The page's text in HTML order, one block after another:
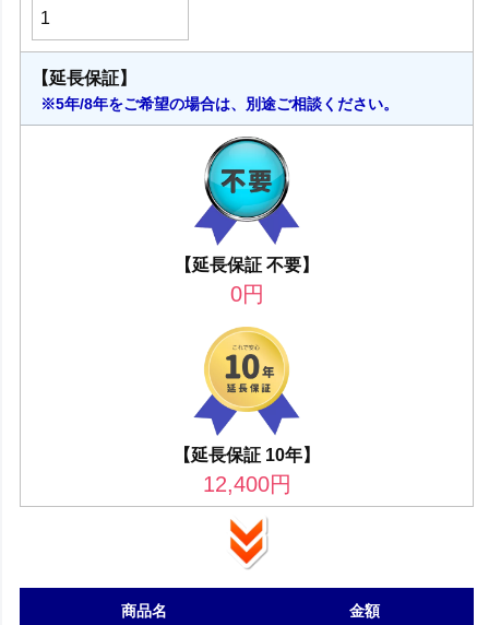
【延長保証】
※5年/8年をご希望の場合は、別途ご相談ください。
【延長保証 不要】
0円
【延長保証 10年】
12,400円
商品名 金額